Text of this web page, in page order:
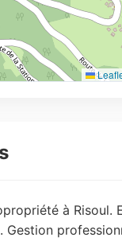
à Risoul.
Gestion